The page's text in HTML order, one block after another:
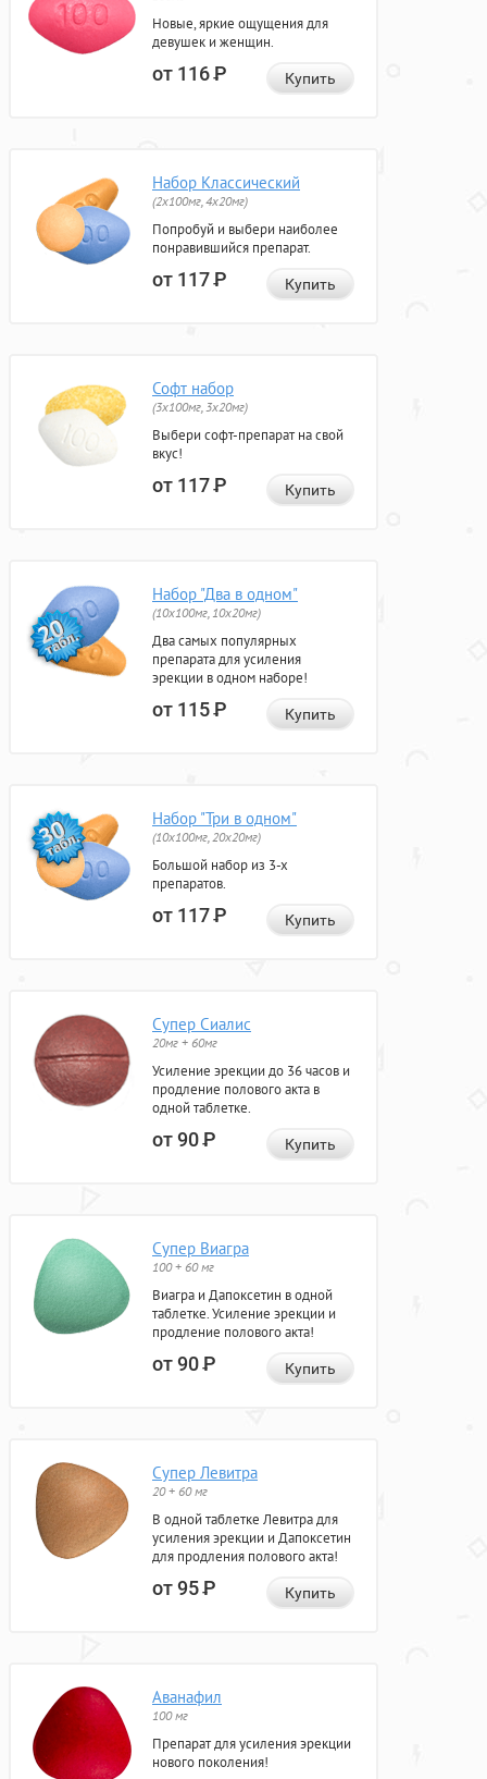
Новые, яркие ощущения для
девушек и женщин.
от 116Р Купить
Набор Классический
(2x100мг, 4x20мг)
Попробуй и выбери наиболее
понравившийся препарат.
от 117Р Купить
Софт набор
(3x100мг, 3x20мг)
Выбери софт-препарат на свой
вкус!
от 117Р Купить
Набор "Два в одном"
(10x100мг, 10x20мг)
Два самых популярных
препарата для усиления
эрекции в одном наборе!
от 115Р Купить
Набор "Три в одном"
(10x100мг, 20x20мг)
Большой набор из 3-х
препаратов.
от 117Р Купить
Супер Сиалис
20мг + 60мг
Усиление эрекции до 36 часов и
продление полового акта в
одной таблетке.
от 90Р Купить
Супер Виагра
100 + 60 мг
Виагра и Дапоксетин в одной
таблетке. Усиление эрекции и
продление полового акта!
от 90Р Купить
Супер Левитра
20 + 60 мг
В одной таблетке Левитра для
усиления эрекции и Дапоксетин
для продления полового акта!
от 95Р Купить
Аванафил
100 мг
Препарат для усиления эрекции
нового поколения!